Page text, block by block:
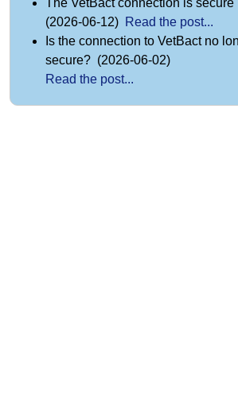
The VetBact connection is secure
(2026-06-12) Read the post...
Is the connection to VetBact no
secure? (2026-06-02)
Read the post...